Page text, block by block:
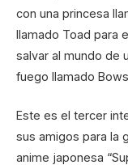
con una princesa
llamado Toad para
salvar al mundo de
fuego llamado
Este es el tercer
sus amigos para la
anime japonesa